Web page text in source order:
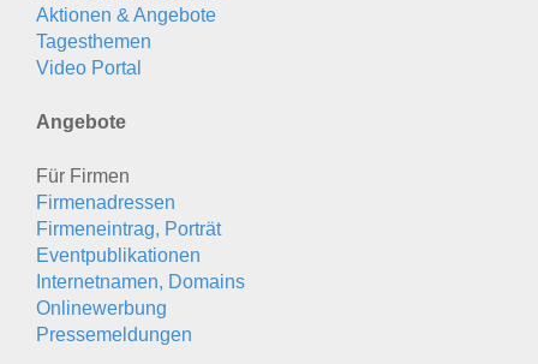
Aktionen & Angebote
Tagesthemen
Video Portal
Angebote
Für Firmen
Firmenadressen
Firmeneintrag, Porträt
Eventpublikationen
Internetnamen, Domains
Onlinewerbung
Pressemeldungen